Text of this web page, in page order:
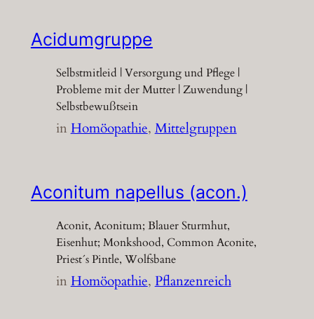
Acidumgruppe
Selbstmitleid | Versorgung und Pflege |
Probleme mit der Mutter | Zuwendung |
Selbstbewußtsein
inHomöopathie, Mittelgruppen
Aconitum napellus (acon.)
Aconit, Aconitum; Blauer Sturmhut,
Eisenhut; Monkshood, Common Aconite,
Priest´s Pintle, Wolfsbane
inHomöopathie, Pflanzenreich